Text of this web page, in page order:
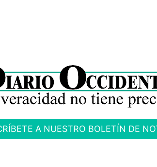
A NUESTRO BOLETÍN DE